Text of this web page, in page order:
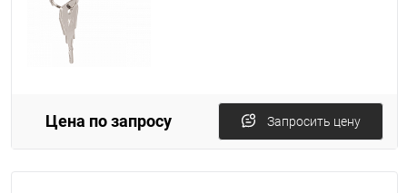
Цена по запросу Запросить цену